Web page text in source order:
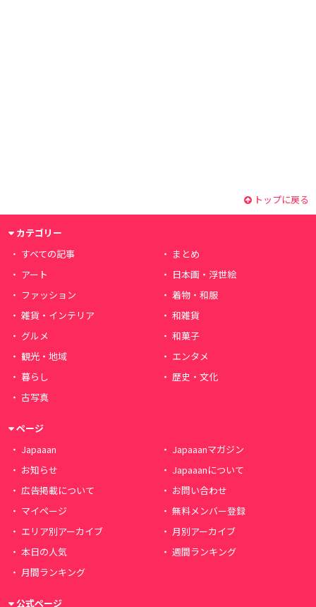
トップに戻る
カテゴリー
すべての記事
まとめ
アート
日本画・浮世絵
ファッション
着物・和服
雑貨・インテリア
和雑貨
グルメ
和菓子
観光・地域
エンタメ
暮らし
歴史・文化
古写真
ページ
Japaaan
Japaaanマガジン
お知らせ
Japaaanについて
広告掲載について
お問い合わせ
マイページ
無料メンバー登録
エリア別アーカイブ
月別アーカイブ
本日の人気
週間ランキング
月間ランキング
公式ページ